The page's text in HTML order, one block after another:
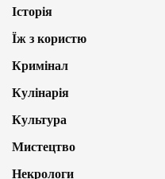
Історія
Їж з користю
Кримінал
Кулінарія
Культура
Мистецтво
Некрологи